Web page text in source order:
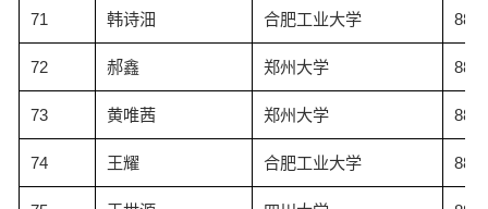
71 韩诗沺 合肥工业大学
72 郝鑫 郑州大学
73 黄唯茜 郑州大学
74 王耀 合肥工业大学